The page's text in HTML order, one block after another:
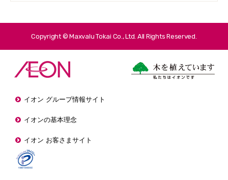
Copyright © Maxvalu Tokai Co., Ltd. All Rights Reserved.
イオン グループ情報サイト
イオンの基本理念
イオン お客さまサイト